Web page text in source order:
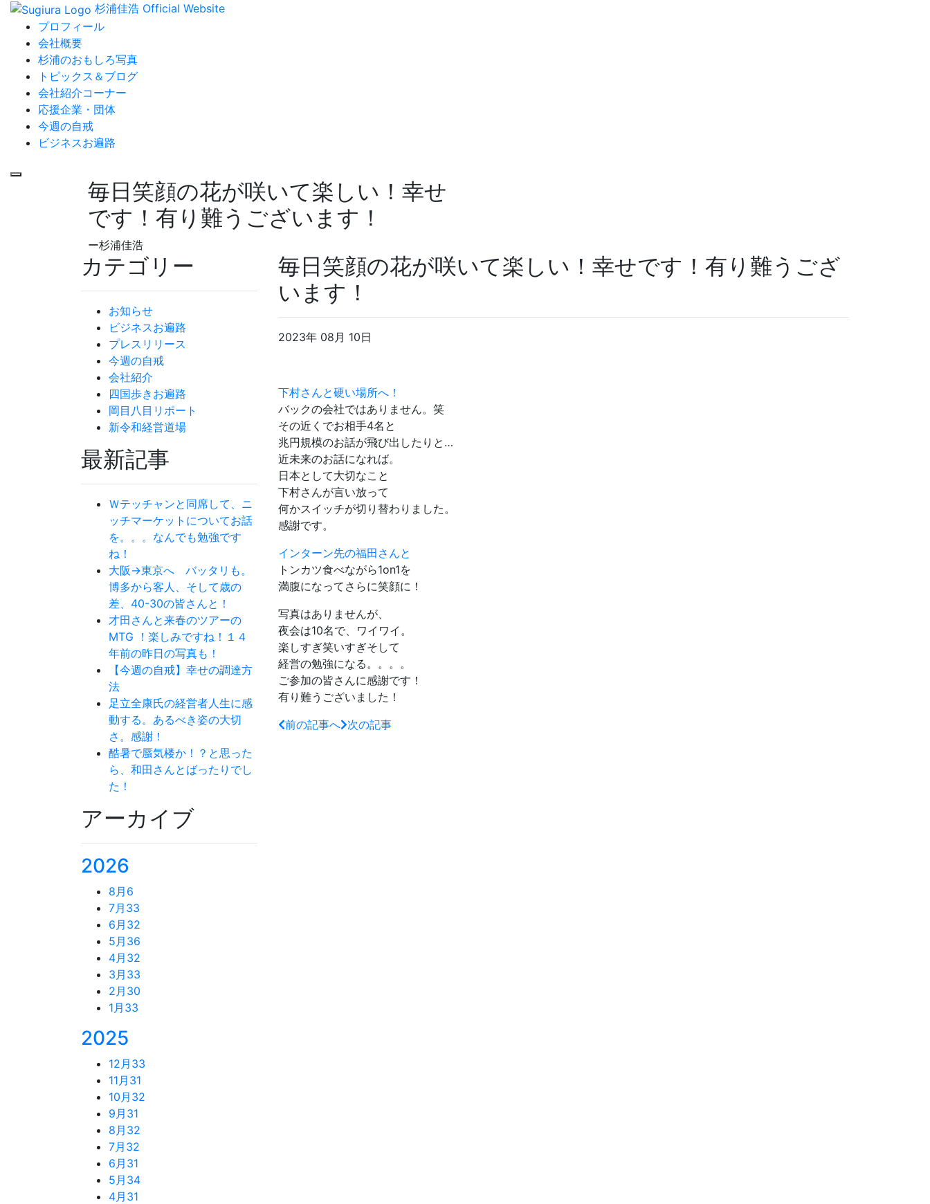
杉浦佳浩 Official Website
プロフィール
会社概要
杉浦のおもしろ写真
トピックス＆ブログ
会社紹介コーナー
応援企業・団体
今週の自戒
ビジネスお遍路
毎日笑顔の花が咲いて楽しい！幸せ
です！有り難うございます！
ー杉浦佳浩
毎日笑顔の花が咲いて楽しい！幸せです！有り難うござ
います！
2023年 08月 10日
下村さんと硬い場所へ！
バックの会社ではありません。笑
その近くでお相手4名と
兆円規模のお話が飛び出したりと…
近未来のお話になれば。
日本として大切なこと
下村さんが言い放って
何かスイッチが切り替わりました。
感謝です。
インターン先の福田さんと
トンカツ食べながら1on1を
満腹になってさらに笑顔に！
写真はありませんが、
夜会は10名で、ワイワイ。
楽しすぎ笑いすぎそして
経営の勉強になる。。。。
ご参加の皆さんに感謝です！
有り難うございました！
前の記事へ 次の記事
カテゴリー
お知らせ
ビジネスお遍路
プレスリリース
今週の自戒
会社紹介
四国歩きお遍路
岡目八目リポート
新令和経営道場
最新記事
Ｗテッチャンと同席して、ニ
ッチマーケットについてお話
を。。。なんでも勉強です
ね！
大阪→東京へ バッタリも。
博多から客人、そして歳の
差、40-30の皆さんと！
才田さんと来春のツアーの
MTG ！楽しみですね！１４
年前の昨日の写真も！
【今週の自戒】幸せの調達方
法
足立全康氏の経営者人生に感
動する。あるべき姿の大切
さ。感謝！
酷暑で蜃気楼か！？と思った
ら、和田さんとばったりでし
た！
アーカイブ
2026
8月 6
7月 33
6月 32
5月 36
4月 32
3月 33
2月 30
1月 33
2025
12月 33
11月 31
10月 32
9月 31
8月 32
7月 32
6月 31
5月 34
4月 31